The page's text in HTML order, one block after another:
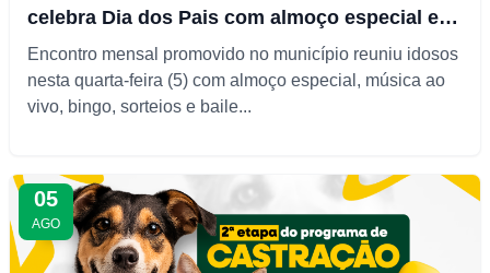
celebra Dia dos Pais com almoço especial e
integração
Encontro mensal promovido no município reuniu idosos
nesta quarta-feira (5) com almoço especial, música ao
vivo, bingo, sorteios e baile...
05
AGO